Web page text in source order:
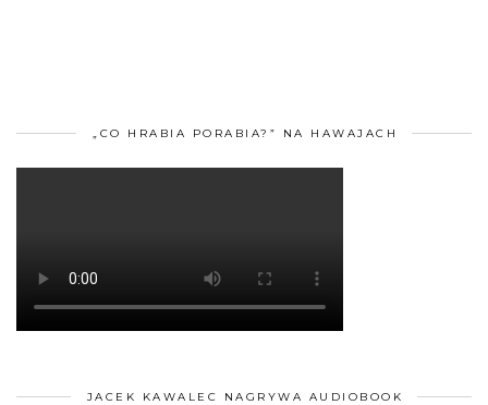
„CO HRABIA PORABIA?” NA HAWAJACH
JACEK KAWALEC NAGRYWA AUDIOBOOK